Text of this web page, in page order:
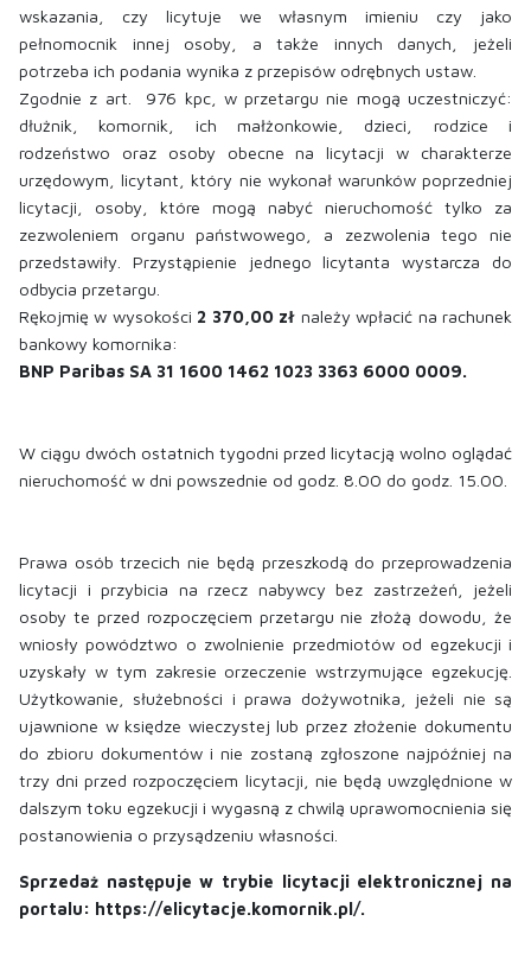
wskazania, czy licytuje we własnym imieniu czy jako
pełnomocnik innej osoby, a także innych danych, jeżeli
potrzeba ich podania wynika z przepisów odrębnych ustaw.
Zgodnie z art. 976 kpc, w przetargu nie mogą uczestniczyć:
dłużnik, komornik, ich małżonkowie, dzieci, rodzice i
rodzeństwo oraz osoby obecne na licytacji w charakterze
urzędowym, licytant, który nie wykonał warunków poprzedniej
licytacji, osoby, które mogą nabyć nieruchomość tylko za
zezwoleniem organu państwowego, a zezwolenia tego nie
przedstawiły. Przystąpienie jednego licytanta wystarcza do
odbycia przetargu.
Rękojmię w wysokości 2 370,00 zł należy wpłacić na rachunek
bankowy komornika:
BNP Paribas SA 31 1600 1462 1023 3363 6000 0009.
W ciągu dwóch ostatnich tygodni przed licytacją wolno oglądać
nieruchomość w dni powszednie od godz. 8.00 do godz. 15.00.
Prawa osób trzecich nie będą przeszkodą do przeprowadzenia
licytacji i przybicia na rzecz nabywcy bez zastrzeżeń, jeżeli
osoby te przed rozpoczęciem przetargu nie złożą dowodu, że
wniosły powództwo o zwolnienie przedmiotów od egzekucji i
uzyskały w tym zakresie orzeczenie wstrzymujące egzekucję.
Użytkowanie, służebności i prawa dożywotnika, jeżeli nie są
ujawnione w księdze wieczystej lub przez złożenie dokumentu
do zbioru dokumentów i nie zostaną zgłoszone najpóźniej na
trzy dni przed rozpoczęciem licytacji, nie będą uwzględnione w
dalszym toku egzekucji i wygasną z chwilą uprawomocnienia się
postanowienia o przysądzeniu własności.
Sprzedaż następuje w trybie licytacji elektronicznej na
portalu: https://elicytacje.komornik.pl/.